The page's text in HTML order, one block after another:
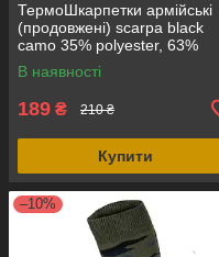
ТермоШкарпетки армійські
(продовжені) scarpa black
camo 35% polyester, 63%
cotton, 2% spandex, оригінал
Італія
В наявності
189 ₴ 210 ₴
Купити
–10%